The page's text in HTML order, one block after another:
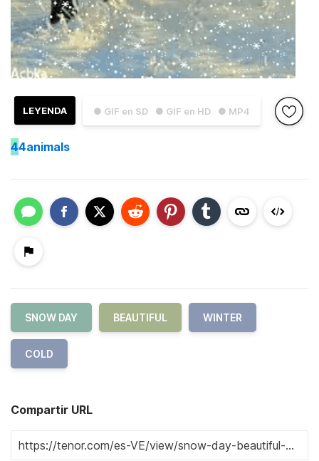
● GIF en SD ● GIF en HD ● MP4
LEYENDA
44animals
SNOW DAY BEAUTIFUL WINTER
COLD
Compartir URL